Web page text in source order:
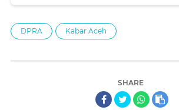
DPRA Kabar Aceh
SHARE